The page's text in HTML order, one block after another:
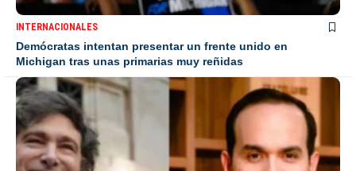
INTERNACIONALES
Demócratas intentan presentar un frente unido en
Michigan tras unas primarias muy reñidas